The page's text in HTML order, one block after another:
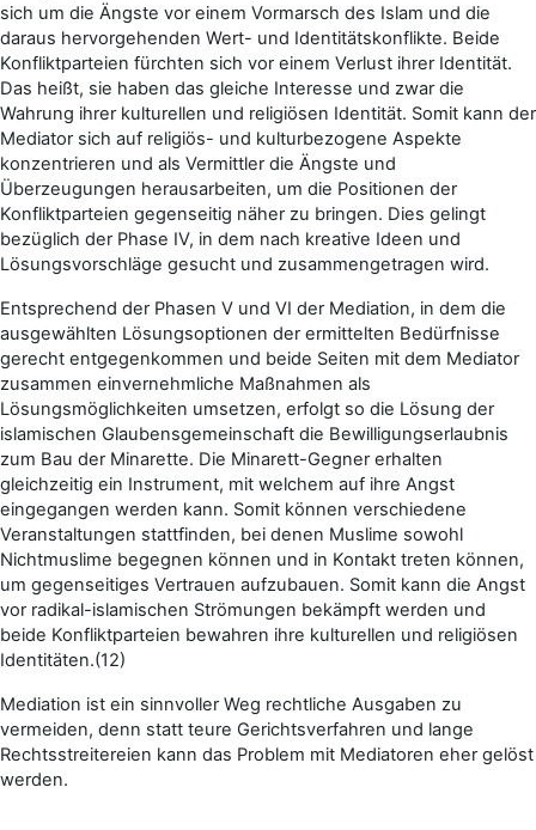
sich um die Ängste vor einem Vormarsch des Islam und die
daraus hervorgehenden Wert- und Identitätskonflikte. Beide
Konfliktparteien fürchten sich vor einem Verlust ihrer Identität.
Das heißt, sie haben das gleiche Interesse und zwar die
Wahrung ihrer kulturellen und religiösen Identität. Somit kann der
Mediator sich auf religiös- und kulturbezogene Aspekte
konzentrieren und als Vermittler die Ängste und
Überzeugungen herausarbeiten, um die Positionen der
Konfliktparteien gegenseitig näher zu bringen. Dies gelingt
bezüglich der Phase IV, in dem nach kreative Ideen und
Lösungsvorschläge gesucht und zusammengetragen wird.
Entsprechend der Phasen V und VI der Mediation, in dem die
ausgewählten Lösungsoptionen der ermittelten Bedürfnisse
gerecht entgegenkommen und beide Seiten mit dem Mediator
zusammen einvernehmliche Maßnahmen als
Lösungsmöglichkeiten umsetzen, erfolgt so die Lösung der
islamischen Glaubensgemeinschaft die Bewilligungserlaubnis
zum Bau der Minarette. Die Minarett-Gegner erhalten
gleichzeitig ein Instrument, mit welchem auf ihre Angst
eingegangen werden kann. Somit können verschiedene
Veranstaltungen stattfinden, bei denen Muslime sowohl
Nichtmuslime begegnen können und in Kontakt treten können,
um gegenseitiges Vertrauen aufzubauen. Somit kann die Angst
vor radikal-islamischen Strömungen bekämpft werden und
beide Konfliktparteien bewahren ihre kulturellen und religiösen
Identitäten.(12)
Mediation ist ein sinnvoller Weg rechtliche Ausgaben zu
vermeiden, denn statt teure Gerichtsverfahren und lange
Rechtsstreitereien kann das Problem mit Mediatoren eher gelöst
werden.